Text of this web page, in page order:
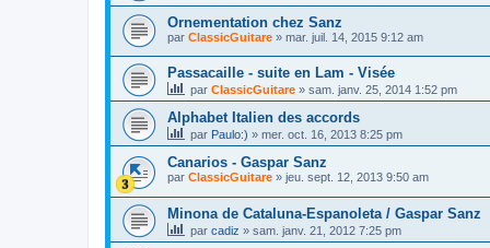
Ornementation chez Sanz
par ClassicGuitare » mar. juil. 14, 2015 9:12 am
Passacaille - suite en Lam - Visée
par ClassicGuitare » sam. janv. 25, 2014 1:52 pm
Alphabet Italien des accords
par Paulo:) » mer. oct. 16, 2013 8:25 pm
Canarios - Gaspar Sanz
par ClassicGuitare » jeu. sept. 12, 2013 9:50 am
Minona de Cataluna-Espanoleta / Gaspar Sanz
par cadiz » sam. janv. 21, 2012 7:25 pm